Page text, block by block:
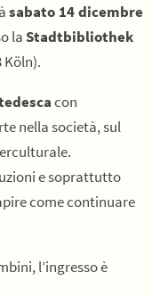
sabato 14 dicembre
laStadtbibliothek
Köln).
con
nella società, sul
e soprattutto
come continuare
l’ingresso è